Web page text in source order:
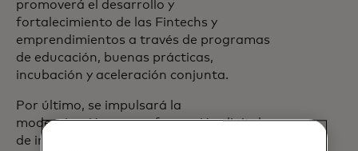
promoverá el desarrollo y
fortalecimiento de las Fintechs y
emprendimientos a través de programas
de educación, buenas prácticas,
incubación y aceleración conjunta.
Por último, se impulsará la
modernización y transformación digital
de instituciones clave del sector público,